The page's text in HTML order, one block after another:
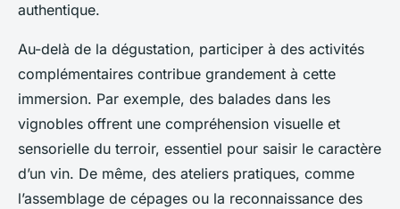
authentique.
Au-delà de la dégustation, participer à des activités
complémentaires contribue grandement à cette
immersion. Par exemple, des balades dans les
vignobles offrent une compréhension visuelle et
sensorielle du terroir, essentiel pour saisir le caractère
d’un vin. De même, des ateliers pratiques, comme
l’assemblage de cépages ou la reconnaissance des